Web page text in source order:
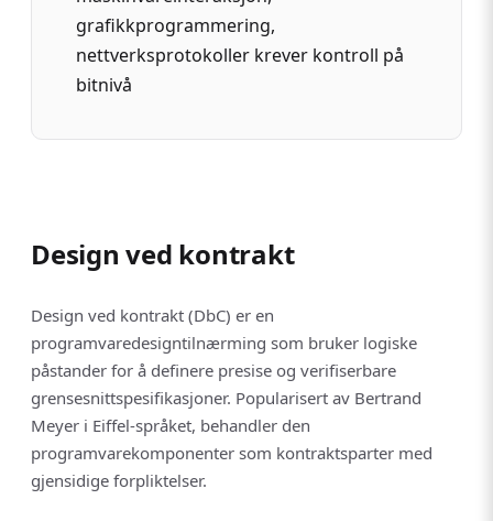
grafikkprogrammering,
nettverksprotokoller krever kontroll på
bitnivå
Design ved kontrakt
Design ved kontrakt (DbC) er en
programvaredesigntilnærming som bruker logiske
påstander for å definere presise og verifiserbare
grensesnittspesifikasjoner. Popularisert av Bertrand
Meyer i Eiffel-språket, behandler den
programvarekomponenter som kontraktsparter med
gjensidige forpliktelser.